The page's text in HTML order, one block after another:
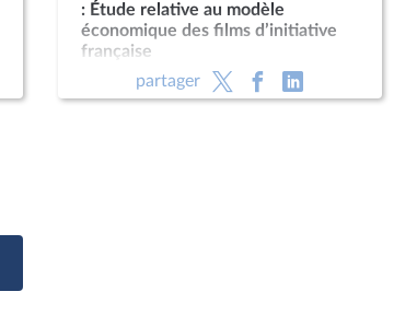
: Étude relative au modèle
économique des films d’initiative
française
partager